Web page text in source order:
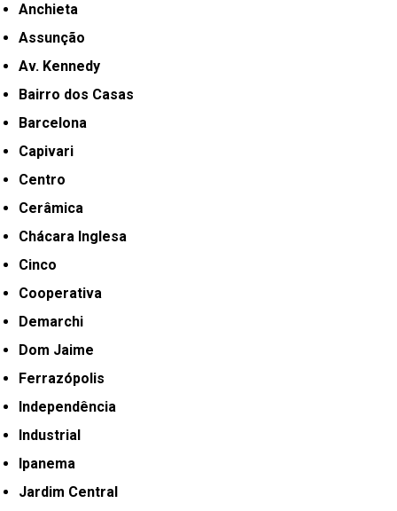
Anchieta
Assunção
Av. Kennedy
Bairro dos Casas
Barcelona
Capivari
Centro
Cerâmica
Chácara Inglesa
Cinco
Cooperativa
Demarchi
Dom Jaime
Ferrazópolis
Independência
Industrial
Ipanema
Jardim Central